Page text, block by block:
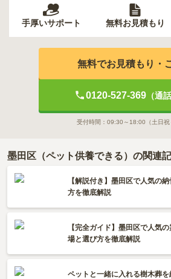
手厚いサポート 無料お見積もり
無料でお見積もり・
0120-527-369（通話
受付時間： 09:30～18:00 （土日
墨田区（ペット供養できる）の関連
【解説付き】墨田区で人気の
方を徹底解説
【完全ガイド】墨田区で人気
場と選び方を徹底解説
ペットと一緒に入れる樹木葬